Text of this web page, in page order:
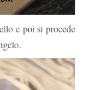
e poi si procede